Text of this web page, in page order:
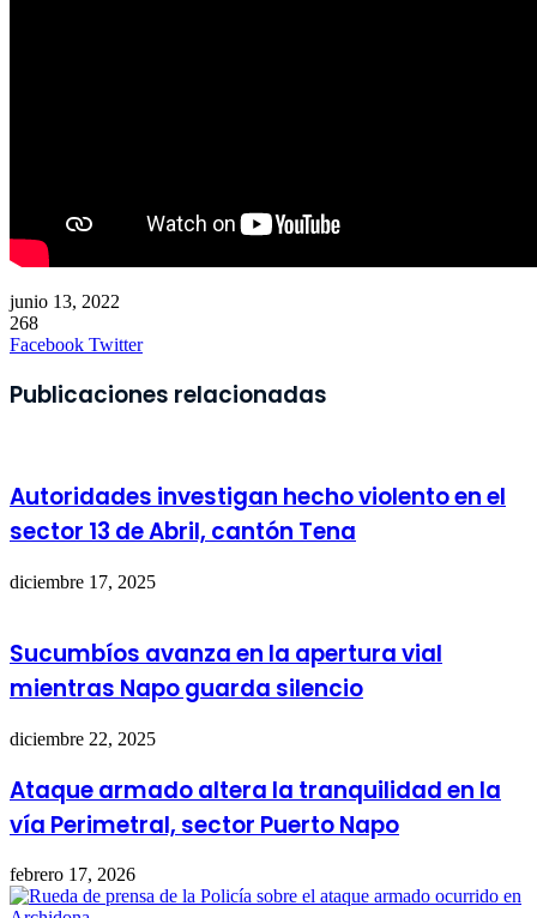
junio 13, 2022
268
Facebook TwitterLinkedIn
Pinterest
WhatsApp
Telegram
Imprimir
Publicaciones relacionadas
Autoridades investigan hecho violento en el
sector 13 de Abril, cantón Tena
diciembre 17, 2025
Sucumbíos avanza en la apertura vial
mientras Napo guarda silencio
diciembre 22, 2025
Ataque armado altera la tranquilidad en la
vía Perimetral, sector Puerto Napo
febrero 17, 2026